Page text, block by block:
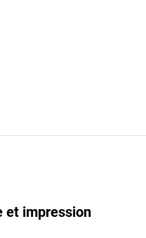
et impression